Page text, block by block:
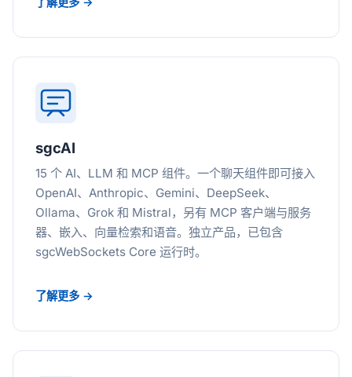
sgcAI
15 个 AI、LLM 和 MCP 组件。一个聊天组件即可接入
OpenAI、Anthropic、Gemini、DeepSeek、
Ollama、Grok 和 Mistral，另有 MCP 客户端与服务
器、嵌入、向量检索和语音。独立产品，已包含
sgcWebSockets Core 运行时。
了解更多 →